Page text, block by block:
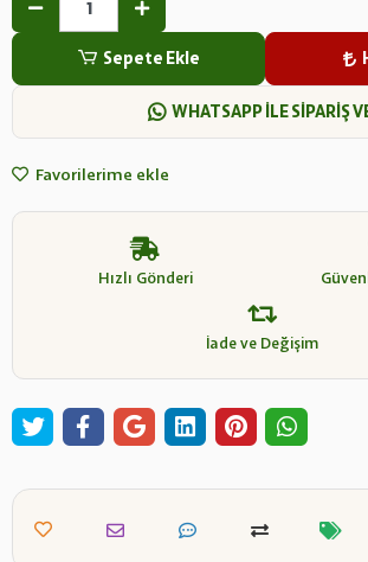
Sepete Ekle
WHATSAPP İLE SİPARİŞ
Favorilerime ekle
Hızlı Gönderi
İade ve Değişim